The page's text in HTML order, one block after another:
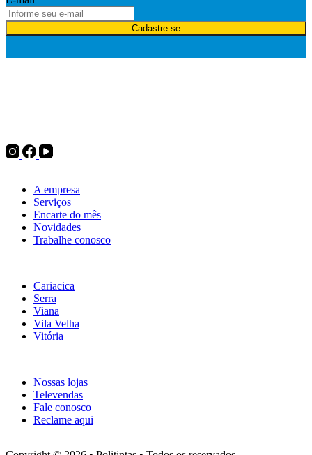
Cadastre-se
A empresa
Serviços
Encarte do mês
Novidades
Trabalhe conosco
Cariacica
Serra
Viana
Vila Velha
Vitória
Nossas lojas
Televendas
Fale conosco
Reclame aqui